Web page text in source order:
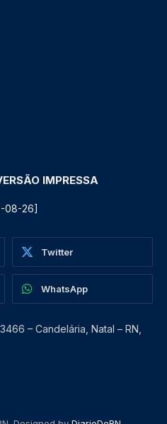
IMPRESSA
08-26]
Twitter
WhatsApp
– Candelária, Natal – RN,